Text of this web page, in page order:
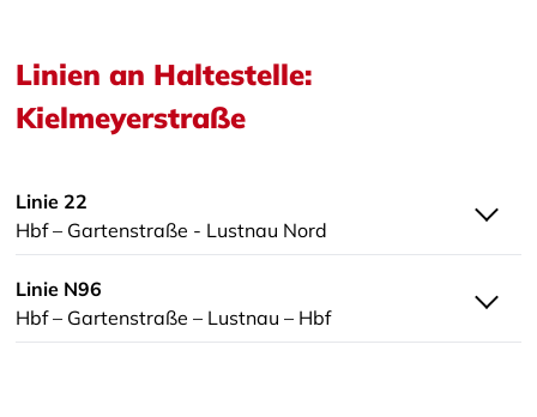
Linien an Haltestelle:
Kielmeyerstraße
Linie 22
Hbf – Gartenstraße - Lustnau Nord
Linie N96
Hbf – Gartenstraße – Lustnau – Hbf